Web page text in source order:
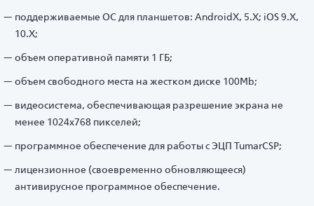
поддерживаемые ОС для планшетов: AndroidX, 5.X; iOS 9.X,
10.X;
объем оперативной памяти 1 ГБ;
объем свободного места на жестком диске 100Mb;
видеосистема, обеспечивающая разрешение экрана не
менее 1024x768 пикселей;
программное обеспечение для работы с ЭЦП TumarCSP;
лицензионное (своевременно обновляющееся)
антивирусное программное обеспечение.